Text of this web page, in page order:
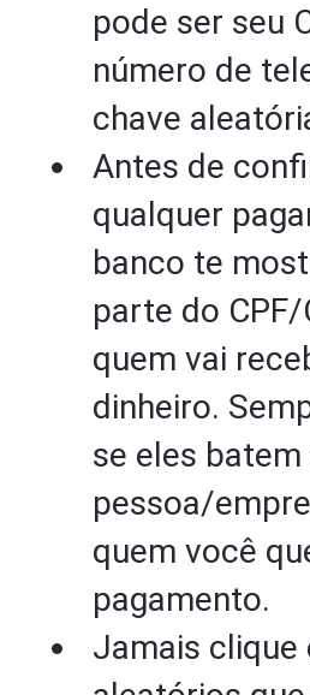
pode ser seu
número de
chave
Antes de
qualquer
banco te
parte do CPF/
quem vai
dinheiro.
se eles
pessoa/
quem você
pagamento.
Jamais clique